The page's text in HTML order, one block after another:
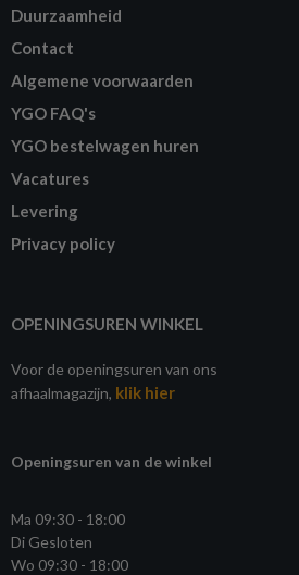
Duurzaamheid
Contact
Algemene voorwaarden
YGO FAQ's
YGO bestelwagen huren
Vacatures
Levering
Privacy policy
OPENINGSUREN WINKEL
Voor de openingsuren van ons
afhaalmagazijn, klik hier
Openingsuren van de winkel
Ma 09:30 - 18:00
Di Gesloten
Wo 09:30 - 18:00